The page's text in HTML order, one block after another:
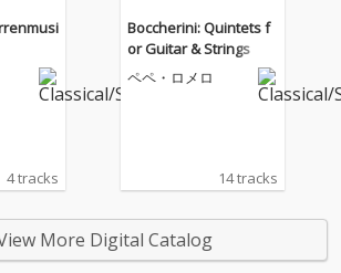
4 tracks
Boccherini: Quintets f
or Guitar & Strings
ペペ・ロメロ
14 tracks
More Digital Catalog